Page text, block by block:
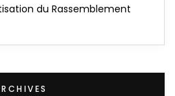
du Rassemblement